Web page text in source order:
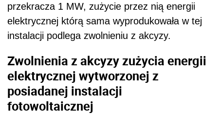
przekracza 1 MW, zużycie przez nią energii
elektrycznej którą sama wyprodukowała w tej
instalacji podlega zwolnieniu z akcyzy.
Zwolnienia z akcyzy zużycia energii
elektrycznej wytworzonej z
posiadanej instalacji
fotowoltaicznej